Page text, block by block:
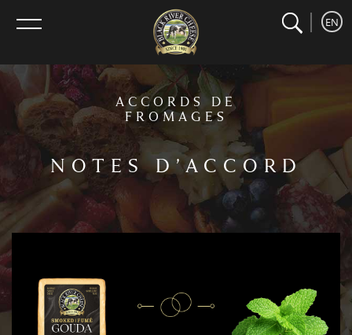
home Recherche
EN
ACCORDS DE
FROMAGES
NOTES D’ACCORD